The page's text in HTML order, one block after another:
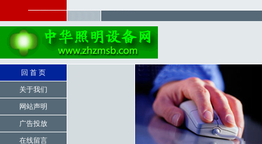
回 首 页
关于我们
网站声明
广告投放
在线留言